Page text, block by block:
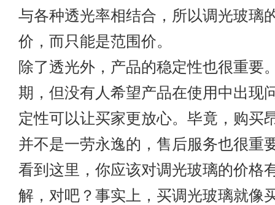
与各种透光率相结合，所以调光玻璃
价，而只能是范围价。
除了透光外，产品的稳定性也很重要
期，但没有人希望产品在使用中出现
定性可以让买家更放心。毕竟，购买
并不是一劳永逸的，售后服务也很重
看到这里，你应该对调光玻璃的价格
解，对吧？事实上，买调光玻璃就像